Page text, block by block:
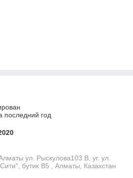
последний год
ул. Рыскулова103 В, уг. ул.
бутик В5 , Алматы, Казахстан